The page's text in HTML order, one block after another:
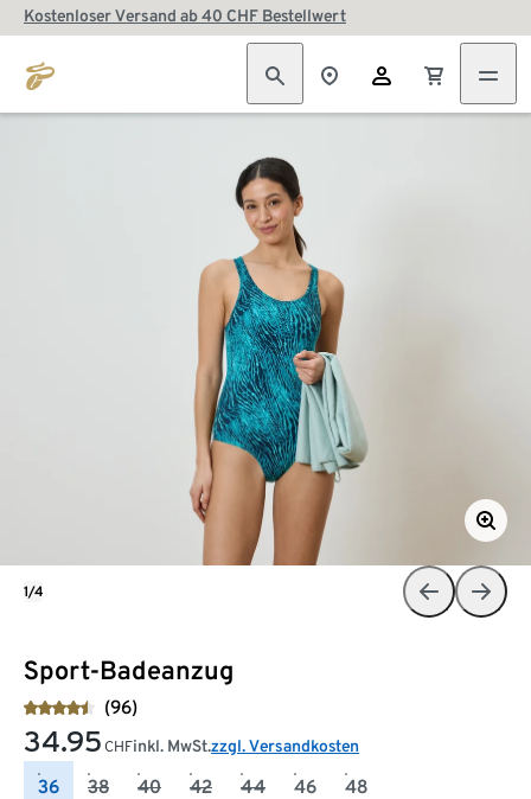
Kostenloser Versand ab 40 CHF Bestellwert
Sport-Badeanzug
(96)
34.95 CHFinkl. MwSt.zzgl. Versandkosten
36 38 40 42 44 46 48
1/4